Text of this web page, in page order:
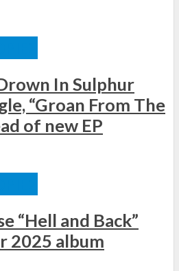
In Sulphur
“Groan From The
of new EP
“Hell and Back”
2025 album